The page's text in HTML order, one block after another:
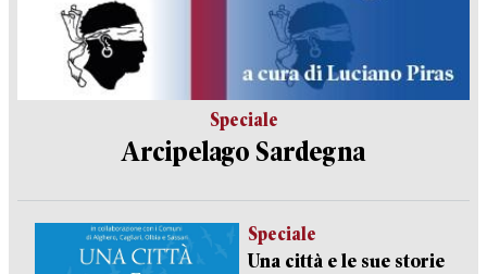
Speciale
Arcipelago Sardegna
Speciale
Una città e le sue storie